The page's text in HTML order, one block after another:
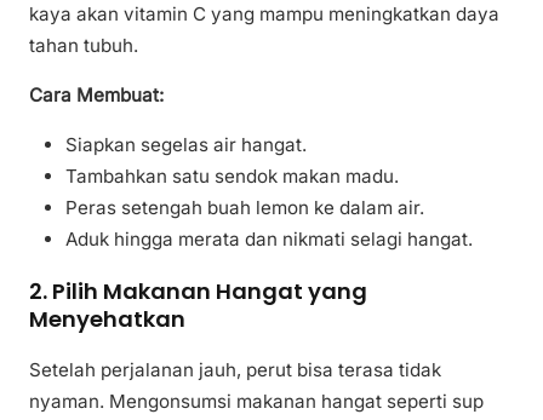
kaya akan vitamin C yang mampu meningkatkan daya
tahan tubuh.
Cara Membuat:
Siapkan segelas air hangat.
Tambahkan satu sendok makan madu.
Peras setengah buah lemon ke dalam air.
Aduk hingga merata dan nikmati selagi hangat.
2. Pilih Makanan Hangat yang
Menyehatkan
Setelah perjalanan jauh, perut bisa terasa tidak
nyaman. Mengonsumsi makanan hangat seperti sup